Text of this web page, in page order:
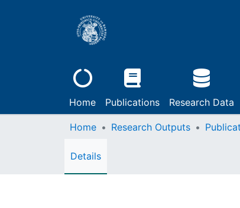
Home Publications Research Data
Home Research Outputs
Details